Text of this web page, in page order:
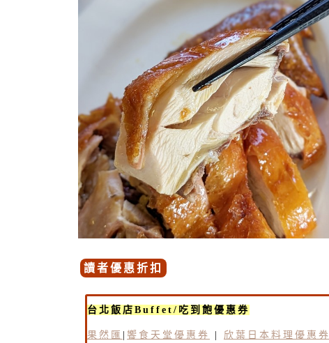
讀者優惠折扣
台北飯店Buffet/吃到飽優惠券
果然匯 | 饗食天堂優惠券 | 欣葉日本料理優惠券